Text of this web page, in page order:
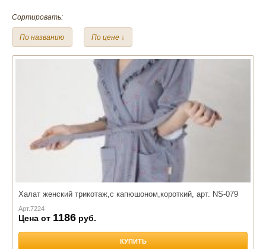
Материал:
Трикотаж
Сортировать:
По названию По цене ↓
Халат женский трикотаж,с капюшоном,короткий, арт. NS-079
Арт.7224
Цена от 1186 руб.
КУПИТЬ